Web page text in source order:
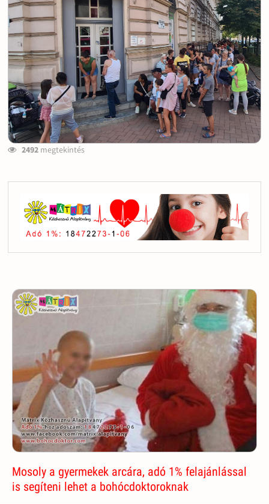
2492megtekintés
Mosoly a gyermekek arcára, adó 1% felajánlással
is segíteni lehet a bohócdoktoroknak